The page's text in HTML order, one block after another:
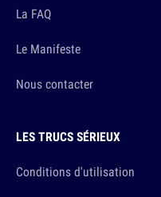
La FAQ
Le Manifeste
Nous contacter
LES TRUCS SÉRIEUX
Conditions d'utilisation